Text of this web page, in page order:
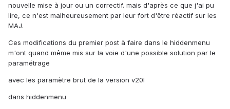
nouvelle mise à jour ou un correctif. mais d'après ce que j'ai pu
lire, ce n'est malheureusement par leur fort d'être réactif sur les
MAJ.
Ces modifications du premier post à faire dans le hiddenmenu
m'ont quand même mis sur la voie d'une possible solution par le
paramétrage
avec les paramètre brut de la version v20l
dans hiddenmenu